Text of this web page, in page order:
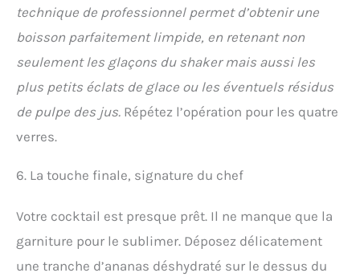
technique de professionnel permet d’obtenir une
boisson parfaitement limpide, en retenant non
seulement les glaçons du shaker mais aussi les
plus petits éclats de glace ou les éventuels résidus
de pulpe des jus. Répétez l’opération pour les quatre
verres.
6. La touche finale, signature du chef
Votre cocktail est presque prêt. Il ne manque que la
garniture pour le sublimer. Déposez délicatement
une tranche d’ananas déshydraté sur le dessus du